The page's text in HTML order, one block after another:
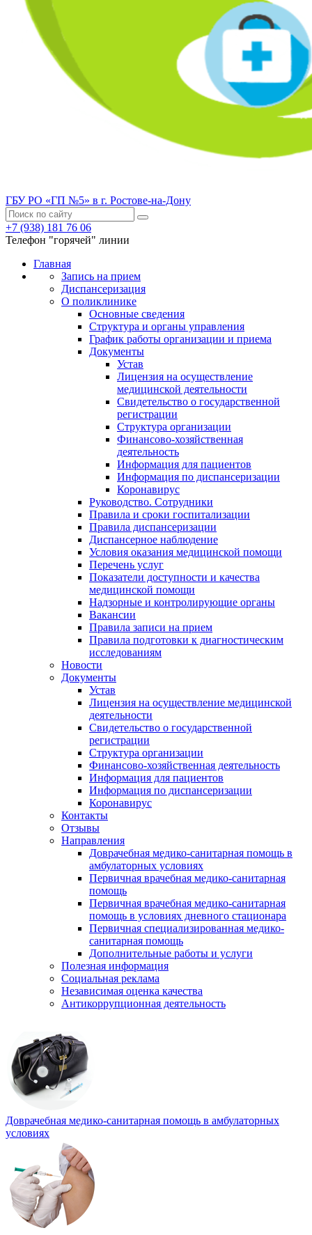
ГБУ РО «ГП №5» в г. Ростове-на-Дону
+7 (938) 181 76 06
Телефон "горячей" линии
Главная
Запись на прием
Диспансеризация
О поликлинике
Основные сведения
Структура и органы управления
График работы организации и приема
Документы
Устав
Лицензия на осуществление
медицинской деятельности
Свидетельство о государственной
регистрации
Структура организации
Финансово-хозяйственная
деятельность
Информация для пациентов
Информация по диспансеризации
Коронавирус
Руководство. Сотрудники
Правила и сроки госпитализации
Правила диспансеризации
Диспансерное наблюдение
Условия оказания медицинской помощи
Перечень услуг
Показатели доступности и качества
медицинской помощи
Надзорные и контролирующие органы
Вакансии
Правила записи на прием
Правила подготовки к диагностическим
исследованиям
Новости
Документы
Устав
Лицензия на осуществление медицинской
деятельности
Свидетельство о государственной
регистрации
Структура организации
Финансово-хозяйственная деятельность
Информация для пациентов
Информация по диспансеризации
Коронавирус
Контакты
Отзывы
Направления
Доврачебная медико-санитарная помощь в
амбулаторных условиях
Первичная врачебная медико-санитарная
помощь
Первичная врачебная медико-санитарная
помощь в условиях дневного стационара
Первичная специализированная медико-
санитарная помощь
Дополнительные работы и услуги
Полезная информация
Социальная реклама
Независимая оценка качества
Антикоррупционная деятельность
Доврачебная медико-санитарная помощь в амбулаторных
условиях